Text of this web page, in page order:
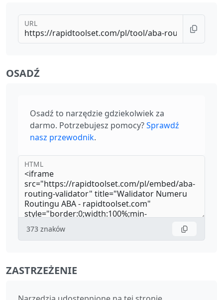
URL
OSADŹ
Osadź to narzędzie gdziekolwiek za
darmo. Potrzebujesz pomocy?Sprawdź
nasz przewodnik.
HTML
373 znaków
ZASTRZEŻENIE